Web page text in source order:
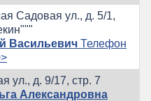
Садовая ул., д. 5/1,
Васильевич Телефон
ул., д. 9/17, стр. 7
Александровна